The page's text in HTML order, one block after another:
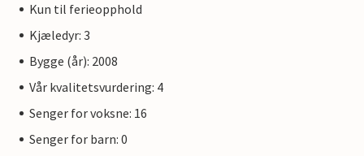
Kun til ferieopphold
Kjæledyr: 3
Bygge (år): 2008
Vår kvalitetsvurdering: 4
Senger for voksne: 16
Senger for barn: 0